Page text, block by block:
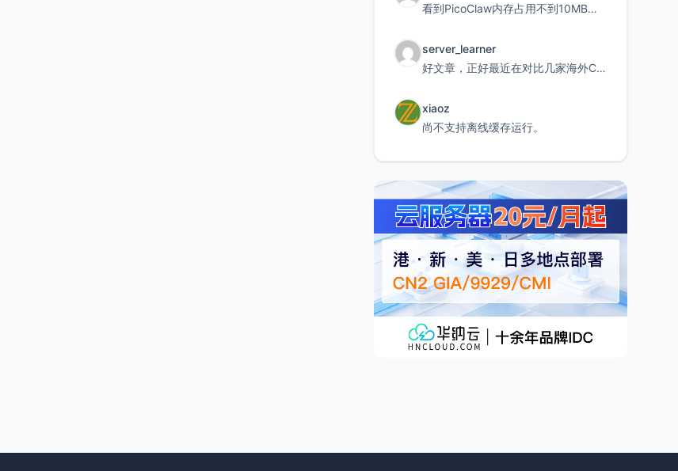
看到PicoClaw内存占用不到10MB这个数据真的很惊喜，确实很适合我这种想用旧设备折腾AI的小白
server_learner
好文章，正好最近在对比几家海外CDN。文中提到CF免费版不支持自定义回源端口和HOST这个痛点太真实
xiaoz
尚不支持离线缓存运行。